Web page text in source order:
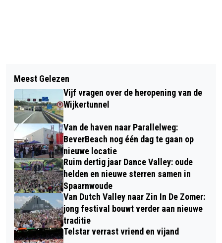
NOODVERORDENING RONDOM
TELSTAR – CAMBUUR WEGENS
MOGELIJKE CONFRONTATIES
TELSTAR GEEN PUNTEN, WÉL EEN
KATER NA BELADEN DUEL MET SC
CAMBUUR
Meest Gelezen
Vijf vragen over de heropening van de
Wijkertunnel
Van de haven naar Parallelweg:
BeverBeach nog één dag te gaan op
nieuwe locatie
Ruim dertig jaar Dance Valley: oude
helden en nieuwe sterren samen in
Spaarnwoude
Van Dutch Valley naar Zin In De Zomer:
jong festival bouwt verder aan nieuwe
traditie
Telstar verrast vriend en vijand